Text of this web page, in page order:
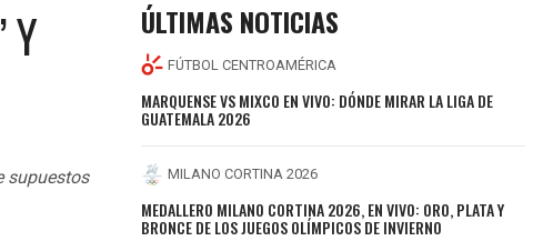
Y
supuestos
ÚLTIMAS NOTICIAS
FÚTBOL CENTROAMÉRICA
MARQUENSE VS MIXCO EN VIVO: DÓNDE MIRAR LA LIGA DE
GUATEMALA 2026
MILANO CORTINA 2026
MEDALLERO MILANO CORTINA 2026, EN VIVO: ORO, PLATA Y
BRONCE DE LOS JUEGOS OLÍMPICOS DE INVIERNO